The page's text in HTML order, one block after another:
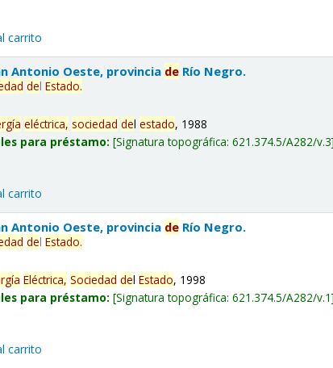
carrito
Antonio Oeste, provincia de Río Negro.
delEstado.
eléctrica, sociedad delestado, 1988
para préstamo: Signatura topográfica:621.374.5/A282/v.3
carrito
Antonio Oeste, provincia de Río Negro.
delEstado.
Eléctrica, Sociedad delEstado, 1998
para préstamo: Signatura topográfica:621.374.5/A282/v.1
carrito